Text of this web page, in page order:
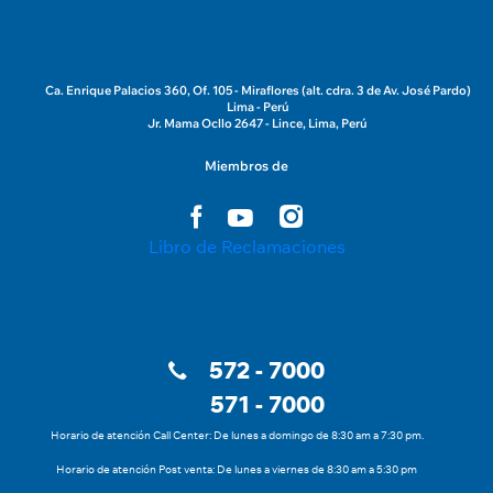
Ca. Enrique Palacios 360, Of. 105 - Miraflores (alt. cdra. 3 de Av. José Pardo)
Lima - Perú
Jr. Mama Ocllo 2647 - Lince, Lima, Perú
Miembros de
Libro de Reclamaciones
572 - 7000
571 - 7000
Horario de atención Call Center: De lunes a domingo de 8:30 am a 7:30 pm.
Horario de atención Post venta: De lunes a viernes de 8:30 am a 5:30 pm